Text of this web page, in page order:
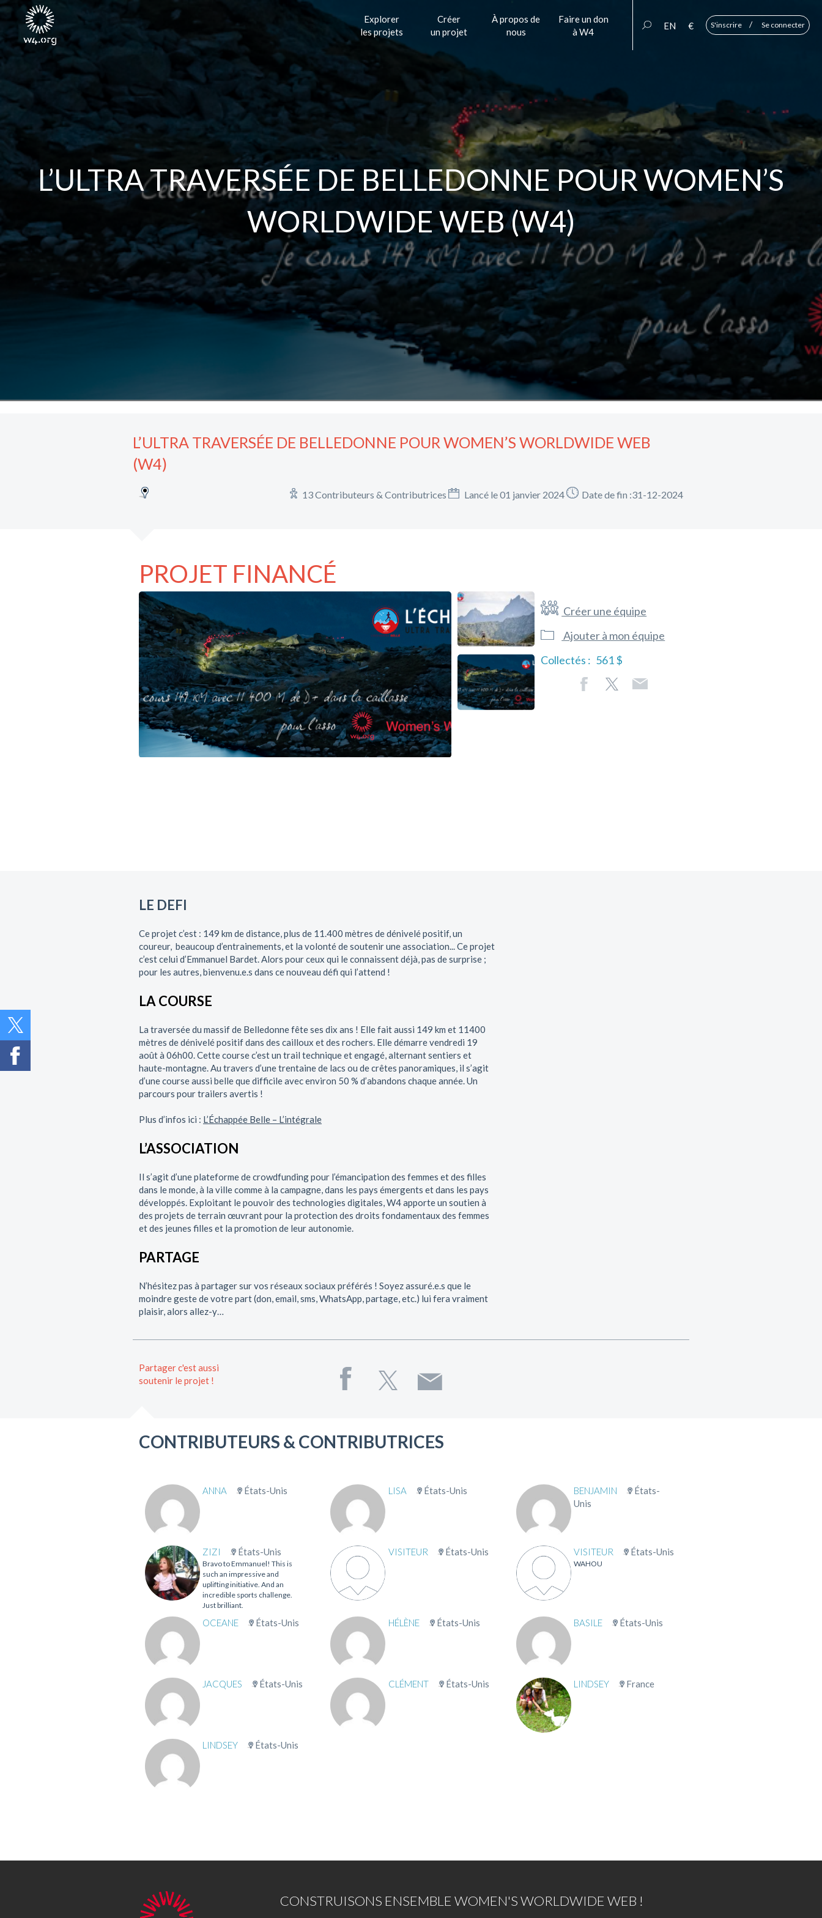
Explorer
les projets
Créer
un projet
À propos de
nous
Faire un don
à W4
EN € S'inscrire / Se connecter
L’ULTRA TRAVERSÉE DE BELLEDONNE POUR WOMEN’S
WORLDWIDE WEB (W4)
L’ULTRA TRAVERSÉE DE BELLEDONNE POUR WOMEN’S WORLDWIDE WEB
(W4)
13 Contributeurs & Contributrices Lancé le 01 janvier 2024 Date de fin :31-12-2024
PROJET FINANCÉ
Créer une équipe
Ajouter à mon équipe
Collectés : 561 $
LE DEFI
Ce projet c’est : 149 km de distance, plus de 11.400 mètres de dénivelé positif, un
coureur, beaucoup d’entrainements, et la volonté de soutenir une association... Ce projet
c’est celui d’Emmanuel Bardet. Alors pour ceux qui le connaissent déjà, pas de surprise ;
pour les autres, bienvenu.e.s dans ce nouveau défi qui l’attend !
LA COURSE
La traversée du massif de Belledonne fête ses dix ans ! Elle fait aussi 149 km et 11400
mètres de dénivelé positif dans des cailloux et des rochers. Elle démarre vendredi 19
août à 06h00. Cette course c’est un trail technique et engagé, alternant sentiers et
haute-montagne. Au travers d’une trentaine de lacs ou de crêtes panoramiques, il s’agit
d’une course aussi belle que difficile avec environ 50 % d’abandons chaque année. Un
parcours pour trailers avertis !
Plus d’infos ici : L’Échappée Belle – L’intégrale
L’ASSOCIATION
Il s’agit d’une plateforme de crowdfunding pour l’émancipation des femmes et des filles
dans le monde, à la ville comme à la campagne, dans les pays émergents et dans les pays
développés. Exploitant le pouvoir des technologies digitales, W4 apporte un soutien à
des projets de terrain œuvrant pour la protection des droits fondamentaux des femmes
et des jeunes filles et la promotion de leur autonomie.
PARTAGE
N’hésitez pas à partager sur vos réseaux sociaux préférés ! Soyez assuré.e.s que le
moindre geste de votre part (don, email, sms, WhatsApp, partage, etc.) lui fera vraiment
plaisir, alors allez-y…
Partager c'est aussi
soutenir le projet !
CONTRIBUTEURS & CONTRIBUTRICES
ANNA États-Unis LISA États-Unis BENJAMIN
États-
Unis
ZIZI États-Unis
Bravo to Emmanuel! This is
such an impressive and
uplifting initiative. And an
incredible sports challenge.
Just brilliant.
VISITEUR États-Unis VISITEUR États-Unis
WAHOU
OCEANE États-Unis HÉLÈNE États-Unis BASILE États-Unis
JACQUES États-Unis CLÉMENT États-Unis LINDSEY France
LINDSEY États-Unis
CONSTRUISONS ENSEMBLE WOMEN'S WORLDWIDE WEB !